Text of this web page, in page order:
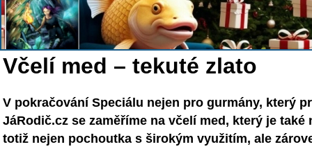
Včelí med – tekuté zlato
V pokračování Speciálu nejen pro gurmány, který
JáRodič.cz se zaměříme na včelí med, který je
totiž nejen pochoutka s širokým využitím, ale